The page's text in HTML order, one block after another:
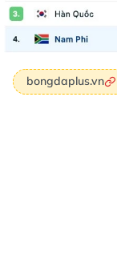
bongdaplus.vn